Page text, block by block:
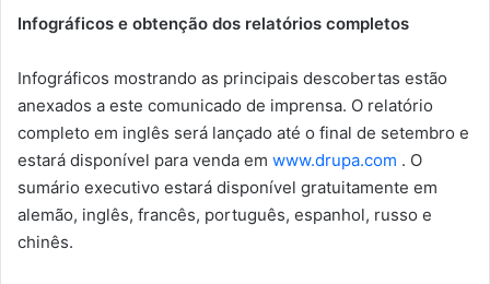
Infográficos e obtenção dos relatórios completos
Infográficos mostrando as principais descobertas estão
anexados a este comunicado de imprensa. O relatório
completo em inglês será lançado até o final de setembro e
estará disponível para venda em www.drupa.com . O
sumário executivo estará disponível gratuitamente em
alemão, inglês, francês, português, espanhol, russo e
chinês.